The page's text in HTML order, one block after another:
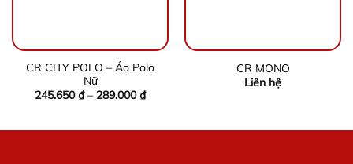
CR CITY POLO – Áo Polo
Nữ
245.650₫ – 289.000₫Khoảng
giá:
đến
CR MONO
Liên hệ